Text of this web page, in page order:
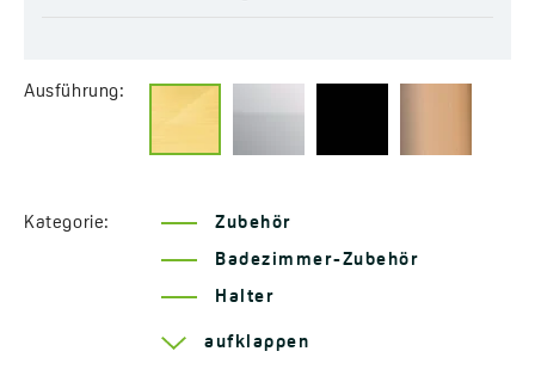
Ausführung:
Kategorie: Zubehör
Badezimmer-Zubehör
Halter
Serie Rondo
aufklappen